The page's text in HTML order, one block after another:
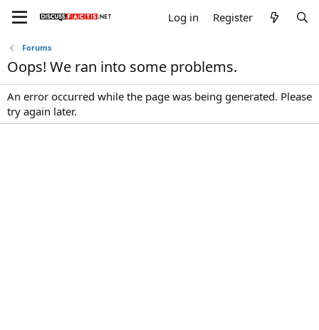
Log in Register
Forums
Oops! We ran into some problems.
An error occurred while the page was being generated. Please
try again later.